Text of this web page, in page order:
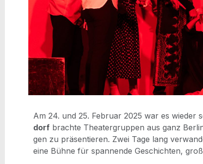
Am 24. und 25. Febru­ar 2025 war es wie­der
dorf brach­te Thea­ter­grup­pen aus ganz
gen zu prä­sen­tie­ren. Zwei Tage lang
eine Büh­ne für span­nen­de Geschich­ten,